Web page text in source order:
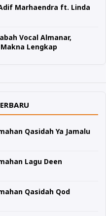
Marhaendra ft. Linda
Vocal Almanar,
Lengkap
Qasidah Ya Jamalu
Lagu Deen
Qasidah Qod